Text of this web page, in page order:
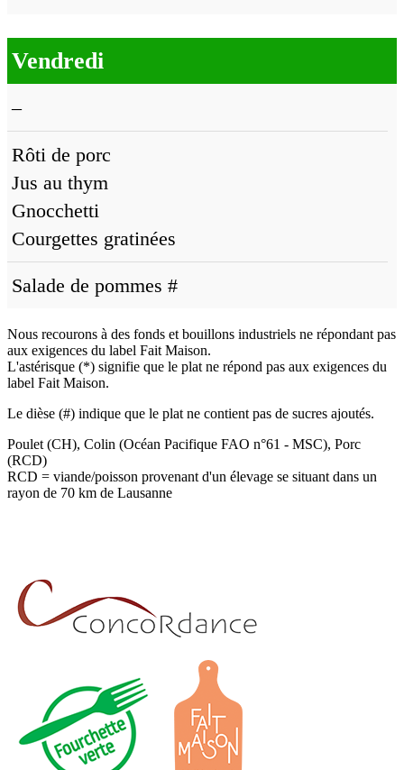
Vendredi
–
Rôti de porc
Jus au thym
Gnocchetti
Courgettes gratinées
Salade de pommes #
Nous recourons à des fonds et bouillons industriels ne répondant pas
aux exigences du label Fait Maison.
L'astérisque (*) signifie que le plat ne répond pas aux exigences du
label Fait Maison.
Le dièse (#) indique que le plat ne contient pas de sucres ajoutés.
Poulet (CH), Colin (Océan Pacifique FAO n°61 - MSC), Porc
(RCD)
RCD = viande/poisson provenant d'un élevage se situant dans un
rayon de 70 km de Lausanne